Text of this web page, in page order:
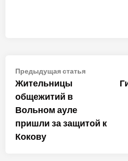
Навигация
по
записям
Предыдущая статья
Жительницы
общежитий в
Вольном ауле
пришли за защитой к
Кокову